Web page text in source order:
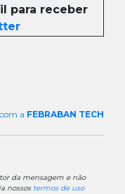
para receber
a FEBRABAN TECH
da mensagem e não
nossos termos de uso